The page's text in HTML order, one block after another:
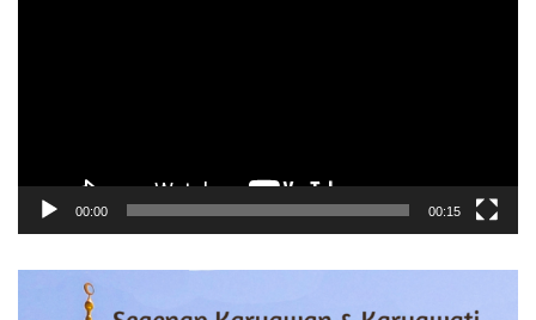
00:00 00:15